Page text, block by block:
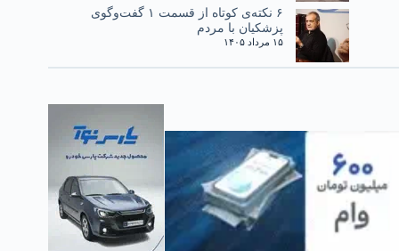
۶ نکته‌ی کوتاه از قسمت ۱ گفت‌وگوی
پزشکیان با مردم
۱۵ مرداد ۱۴۰۵